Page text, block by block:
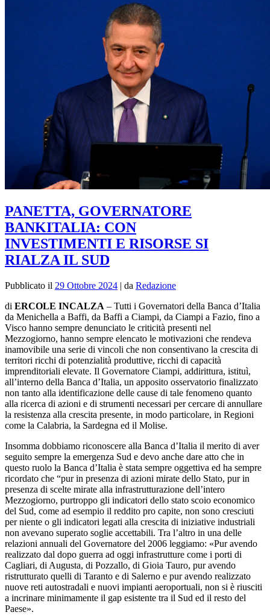
PANETTA, GOVERNATORE
BANKITALIA: CON
INVESTIMENTI E RISORSE SI
RIALZA IL SUD
Pubblicato il 29 Ottobre 2024 | da Redazione
di ERCOLE INCALZA – Tutti i Governatori della Banca d’Italia
da Menichella a Baffi, da Baffi a Ciampi, da Ciampi a Fazio, fino a
Visco hanno sempre denunciato le criticità presenti nel
Mezzogiorno, hanno sempre elencato le motivazioni che rendeva
inamovibile una serie di vincoli che non consentivano la crescita di
territori ricchi di potenzialità produttive, ricchi di capacità
imprenditoriali elevate. Il Governatore Ciampi, addirittura, istituì,
all’interno della Banca d’Italia, un apposito osservatorio finalizzato
non tanto alla identificazione delle cause di tale fenomeno quanto
alla ricerca di azioni e di strumenti necessari per cercare di annullare
la resistenza alla crescita presente, in modo particolare, in Regioni
come la Calabria, la Sardegna ed il Molise.
Insomma dobbiamo riconoscere alla Banca d’Italia il merito di aver
seguito sempre la emergenza Sud e devo anche dare atto che in
questo ruolo la Banca d’Italia è stata sempre oggettiva ed ha sempre
ricordato che “pur in presenza di azioni mirate dello Stato, pur in
presenza di scelte mirate alla infrastrutturazione dell’intero
Mezzogiorno, purtroppo gli indicatori dello stato scoio economico
del Sud, come ad esempio il reddito pro capite, non sono cresciuti
per niente o gli indicatori legati alla crescita di iniziative industriali
non avevano superato soglie accettabili. Tra l’altro in una delle
relazioni annuali del Governatore del 2006 leggiamo: «Pur avendo
realizzato dal dopo guerra ad oggi infrastrutture come i porti di
Cagliari, di Augusta, di Pozzallo, di Gioia Tauro, pur avendo
ristrutturato quelli di Taranto e di Salerno e pur avendo realizzato
nuove reti autostradali e nuovi impianti aeroportuali, non si è riusciti
a incrinare minimamente il gap esistente tra il Sud ed il resto del
Paese».